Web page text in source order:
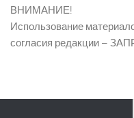
ВНИМАНИЕ!
Использование
согласия редакции –